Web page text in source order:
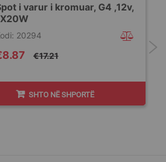
i varur i kromuar, G4 ,12v,
€17.21
20294
SHTO NË SHPORTË